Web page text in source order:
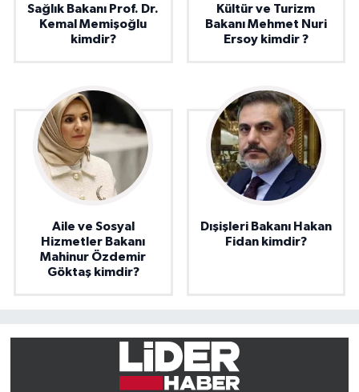
Sağlık Bakanı Prof. Dr.
Kemal Memişoğlu
kimdir?
Kültür ve Turizm
Bakanı Mehmet Nuri
Ersoy kimdir ?
Aile ve Sosyal
Hizmetler Bakanı
Mahinur Özdemir
Göktaş kimdir?
Dışişleri Bakanı Hakan
Fidan kimdir?